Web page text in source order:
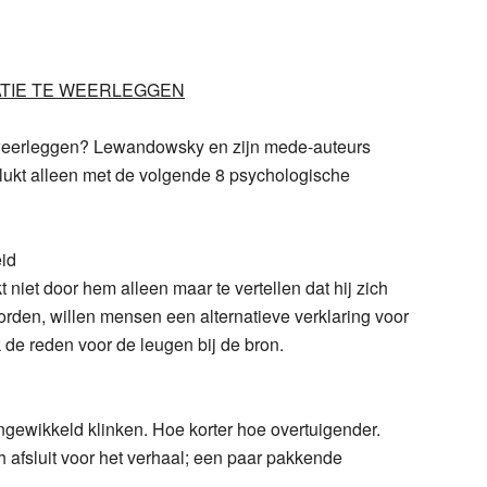
TE WEERLEGGEN
Lewandowsky en zijn mede-auteurs
alleen met de volgende 8 psychologische
door hem alleen maar te vertellen dat hij zich
willen mensen een alternatieve verklaring voor
reden voor de leugen bij de bron.
klinken. Hoe korter hoe overtuigender.
voor het verhaal; een paar pakkende